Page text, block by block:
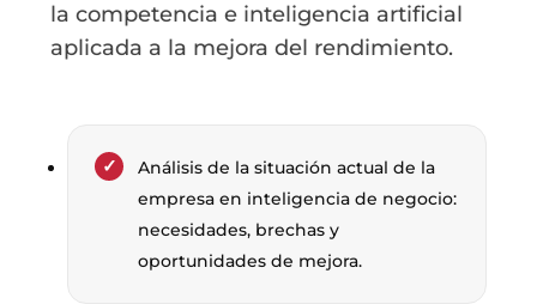
la competencia e inteligencia artificial
aplicada a la mejora del rendimiento.
Análisis de la situación actual de la
empresa en inteligencia de negocio:
necesidades, brechas y
oportunidades de mejora.